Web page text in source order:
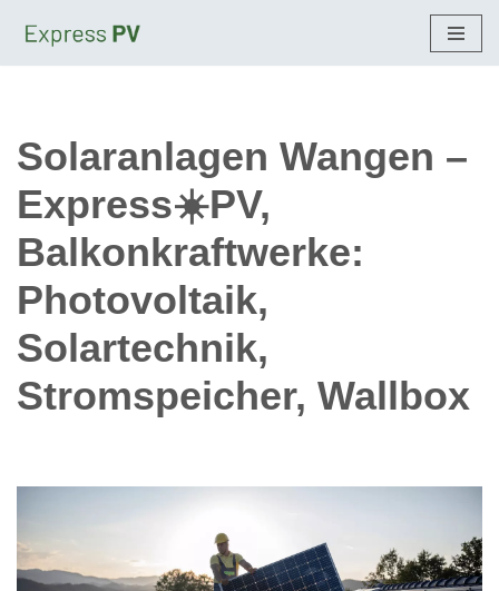
Solaranlagen Wangen –
Express☀️PV,
Balkonkraftwerke:
Photovoltaik,
Solartechnik,
Stromspeicher, Wallbox